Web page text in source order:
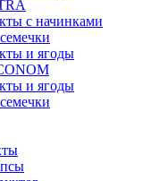
с начинками
и ягоды
и ягоды